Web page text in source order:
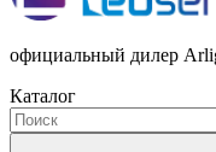
официальный дилер
Каталог